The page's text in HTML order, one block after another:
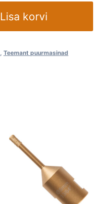
Lisa korvi
, Teemant puurmasinad